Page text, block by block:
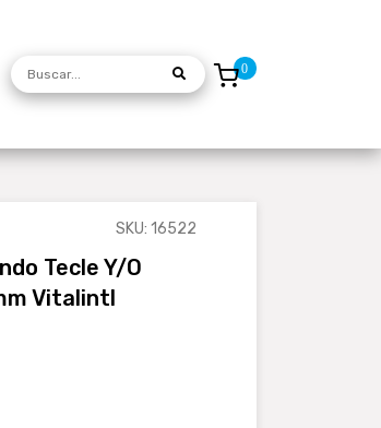
SKU: 16522
Tecle Y/o
Vitalintl